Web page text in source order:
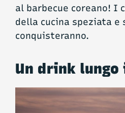
al barbecue coreano! I
della cucina speziata e
conquisteranno.
Un drink